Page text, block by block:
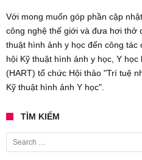
Với mong muốn góp phần cập
công nghệ thế giới và đưa hơi thở
thuật hình ảnh y học đến công tác
hội Kỹ thuật hình ảnh y học, Y học
(HART) tổ chức Hội thảo "Trí tuệ
Kỹ thuật hình ảnh Y học".
TÌM KIẾM
Search for: